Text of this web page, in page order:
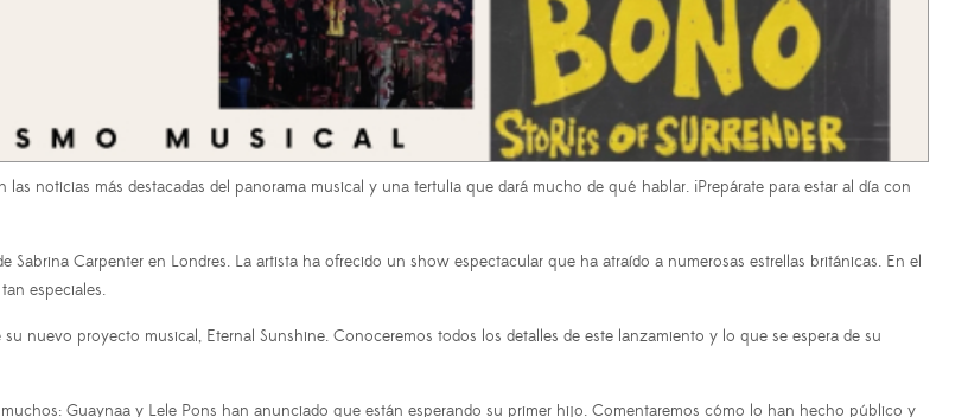
noticias más destacadas del panorama musical y una tertulia que dará mucho de qué hablar. ¡Prepárate para estar al día con
Sabrina Carpenter en Londres. La artista ha ofrecido un show espectacular que ha atraído a numerosas estrellas británicas. En el
especiales.
nuevo proyecto musical, Eternal Sunshine. Conoceremos todos los detalles de este lanzamiento y lo que se espera de su
Guaynaa y Lele Pons han anunciado que están esperando su primer hijo. Comentaremos cómo lo han hecho público y